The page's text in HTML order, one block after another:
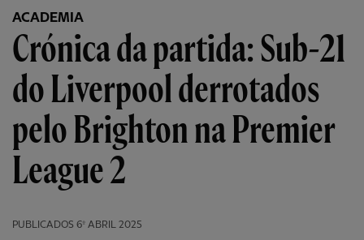
ACADEMIA
Crónica da partida: Sub-21
do Liverpool derrotados
pelo Brighton na Premier
League 2
PUBLICADOS 6º ABRIL 2025